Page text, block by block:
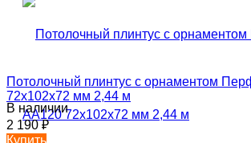
Потолочный плинтус с орнаментом
72х102х72 мм 2,44 м
В наличии
2 190₽
Купить